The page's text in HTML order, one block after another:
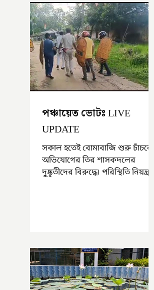
পঞ্চায়েত ভোটঃ LIVE
UPDATE
সকাল হতেই বোমাবাজি শুরু চাঁচলে৷
অভিযোগের তির শাসকদলের
দুষ্কৃতীদের বিরুদ্ধে৷ পরিস্থিতি নিয়ন্ত্রণে